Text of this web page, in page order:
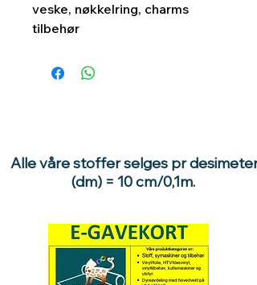
veske, nøkkelring, charms
tilbehør
Alle våre stoffer selges pr desimeter
(dm) = 10 cm/0,1m.